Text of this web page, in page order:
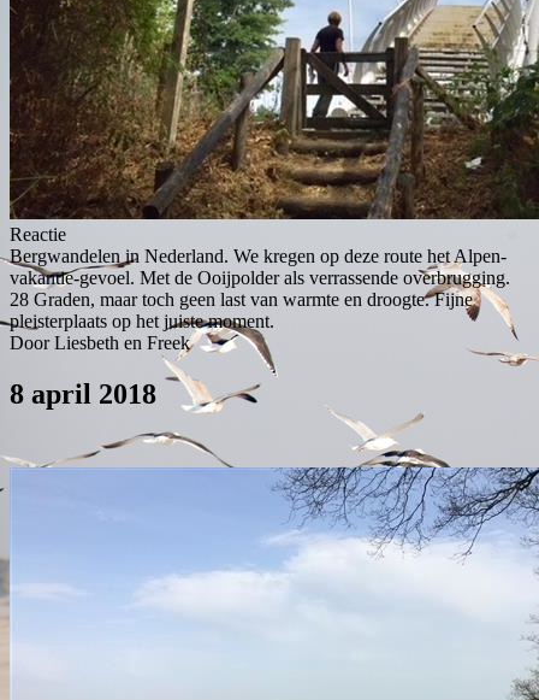
Reactie
Bergwandelen in Nederland. We kregen op deze route het Alpen-
vakantie-gevoel. Met de Ooijpolder als verrassende overbrugging.
28 Graden, maar toch geen last van warmte en droogte. Fijne
pleisterplaats op het juiste moment.
Door Liesbeth en Freek
8 april 2018